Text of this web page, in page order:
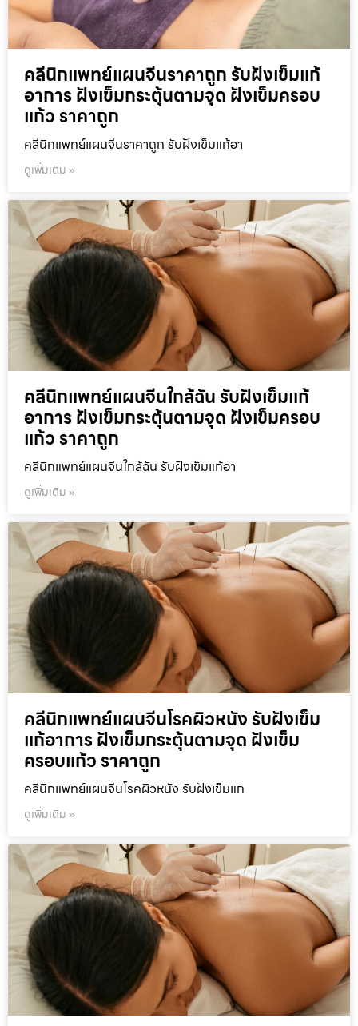
คลีนิกแพทย์แผนจีนราคาถูก รับฝังเข็มแก้
อาการ ฝังเข็มกระตุ้นตามจุด ฝังเข็มครอบ
แก้ว ราคาถูก
คลีนิกแพทย์แผนจีนราคาถูก รับฝังเข็มแก้อา
ดูเพิ่มเติม »
คลีนิกแพทย์แผนจีนใกล้ฉัน รับฝังเข็มแก้
อาการ ฝังเข็มกระตุ้นตามจุด ฝังเข็มครอบ
แก้ว ราคาถูก
คลีนิกแพทย์แผนจีนใกล้ฉัน รับฝังเข็มแก้อา
ดูเพิ่มเติม »
คลีนิกแพทย์แผนจีนโรคผิวหนัง รับฝังเข็ม
แก้อาการ ฝังเข็มกระตุ้นตามจุด ฝังเข็ม
ครอบแก้ว ราคาถูก
คลีนิกแพทย์แผนจีนโรคผิวหนัง รับฝังเข็มแก
ดูเพิ่มเติม »